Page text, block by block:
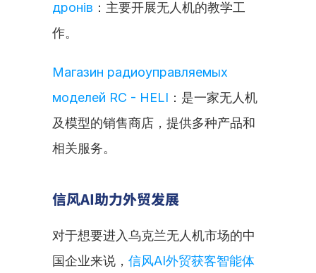
дронів ：主要开展无人机的教学工
作。
Магазин радиоуправляемых
моделей RC - HELI ：是一家无人机
及模型的销售商店，提供多种产品和
相关服务。
信风AI助力外贸发展
对于想要进入乌克兰无人机市场的中
国企业来说， 信风AI外贸获客智能体